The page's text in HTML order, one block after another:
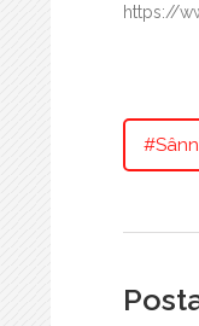
https://